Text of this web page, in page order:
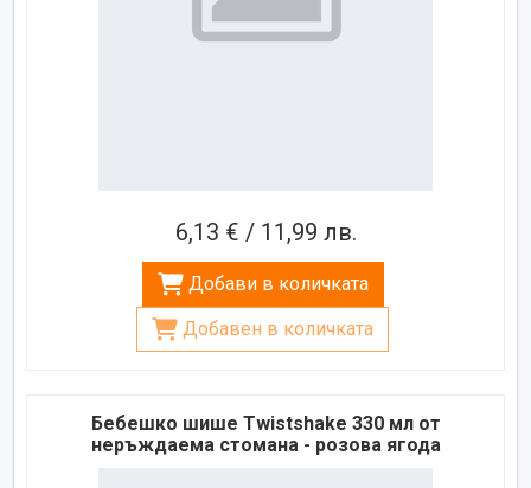
6,13 € / 11,99 лв.
Добави в количката
Добавен в количката
Бебешко шише Twistshake 330 мл от
неръждаема стомана - розова ягода